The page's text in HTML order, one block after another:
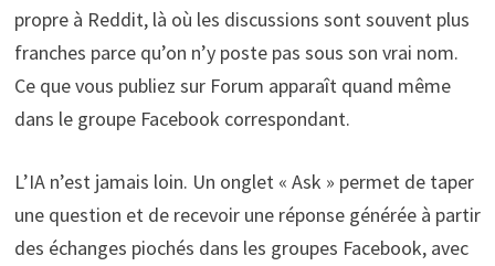
propre à Reddit, là où les discussions sont souvent plus
franches parce qu’on n’y poste pas sous son vrai nom.
Ce que vous publiez sur Forum apparaît quand même
dans le groupe Facebook correspondant.
L’IA n’est jamais loin. Un onglet « Ask » permet de taper
une question et de recevoir une réponse générée à partir
des échanges piochés dans les groupes Facebook, avec